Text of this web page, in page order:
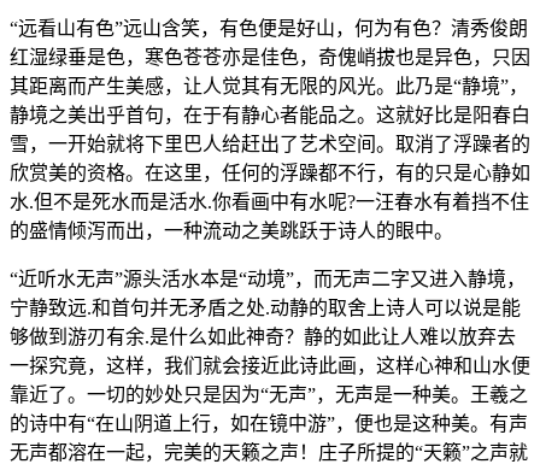
“远看山有色”远山含笑，有色便是好山，何为有色？清秀俊朗
红湿绿垂是色，寒色苍苍亦是佳色，奇傀峭拔也是异色，只因
其距离而产生美感，让人觉其有无限的风光。此乃是“静境”，
静境之美出乎首句，在于有静心者能品之。这就好比是阳春白
雪，一开始就将下里巴人给赶出了艺术空间。取消了浮躁者的
欣赏美的资格。在这里，任何的浮躁都不行，有的只是心静如
水.但不是死水而是活水.你看画中有水呢?一汪春水有着挡不住
的盛情倾泻而出，一种流动之美跳跃于诗人的眼中。
“近听水无声”源头活水本是“动境”，而无声二字又进入静境，
宁静致远.和首句并无矛盾之处.动静的取舍上诗人可以说是能
够做到游刃有余.是什么如此神奇？静的如此让人难以放弃去
一探究竟，这样，我们就会接近此诗此画，这样心神和山水便
靠近了。一切的妙处只是因为“无声”，无声是一种美。王羲之
的诗中有“在山阴道上行，如在镜中游”，便也是这种美。有声
无声都溶在一起，完美的天籁之声！庄子所提的“天籁”之声就